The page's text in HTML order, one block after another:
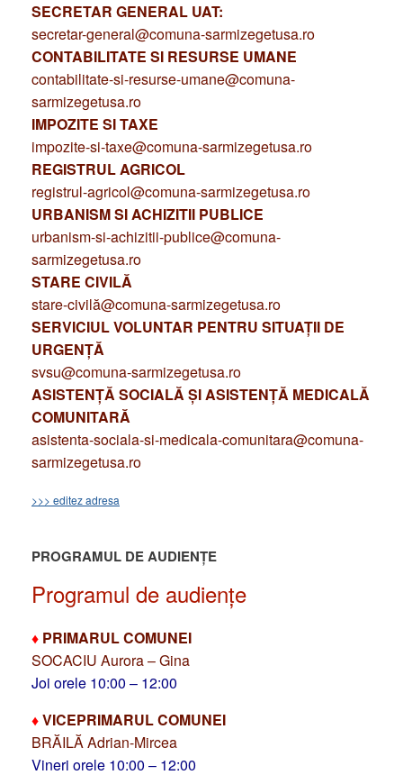
SECRETAR GENERAL UAT:
secretar-general@comuna-sarmizegetusa.ro
CONTABILITATE SI RESURSE UMANE
contabilitate-si-resurse-umane@comuna-
sarmizegetusa.ro
IMPOZITE SI TAXE
impozite-si-taxe@comuna-sarmizegetusa.ro
REGISTRUL AGRICOL
registrul-agricol@comuna-sarmizegetusa.ro
URBANISM SI ACHIZITII PUBLICE
urbanism-si-achizitii-publice@comuna-
sarmizegetusa.ro
STARE CIVILĂ
stare-civilă@comuna-sarmizegetusa.ro
SERVICIUL VOLUNTAR PENTRU SITUAȚII DE
URGENȚĂ
svsu@comuna-sarmizegetusa.ro
ASISTENȚĂ SOCIALĂ ȘI ASISTENȚĂ MEDICALĂ
COMUNITARĂ
asistenta-sociala-si-medicala-comunitara@comuna-
sarmizegetusa.ro
>>> editez adresa
PROGRAMUL DE AUDIENȚE
Programul de audiențe
♦ PRIMARUL COMUNEI
SOCACIU Aurora – Gina
Joi orele 10:00 – 12:00
♦VICEPRIMARUL COMUNEI
BRĂILĂ Adrian-Mircea
Vineri orele 10:00 – 12:00